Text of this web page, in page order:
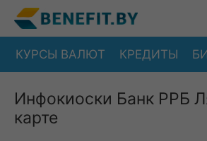
КУРСЫ ВАЛЮТ КРЕДИТЫ
Инфокиоски Банк РРБ
карте